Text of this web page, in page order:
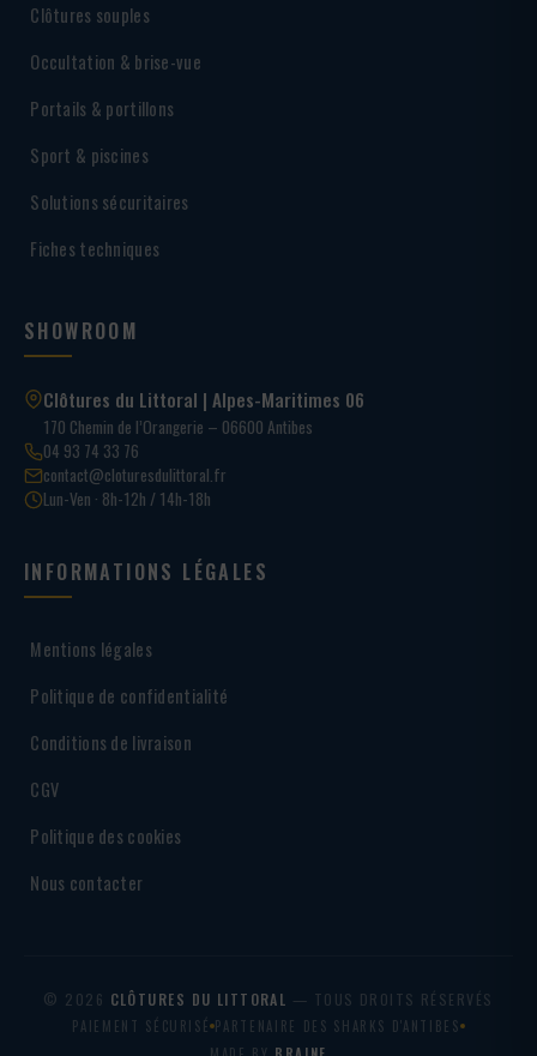
Clôtures souples
Occultation & brise-vue
Portails & portillons
Sport & piscines
Solutions sécuritaires
Fiches techniques
SHOWROOM
Clôtures du Littoral | Alpes-Maritimes 06
170 Chemin de l’Orangerie – 06600 Antibes
04 93 74 33 76
contact@cloturesdulittoral.fr
Lun-Ven · 8h-12h / 14h-18h
INFORMATIONS LÉGALES
Mentions légales
Politique de confidentialité
Conditions de livraison
CGV
Politique des cookies
Nous contacter
© 2026 CLÔTURES DU LITTORAL — TOUS DROITS RÉSERVÉS
PAIEMENT SÉCURISÉ PARTENAIRE DES SHARKS D'ANTIBES